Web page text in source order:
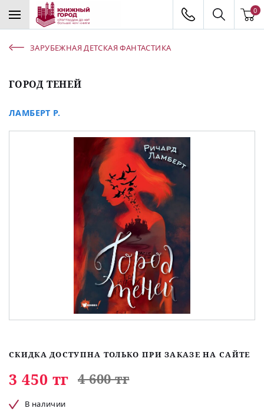
0
ЗАРУБЕЖНАЯ ДЕТСКАЯ ФАНТАСТИКА
ГОРОД ТЕНЕЙ
ЛАМБЕРТ Р.
СКИДКА ДОСТУПНА ТОЛЬКО ПРИ ЗАКАЗЕ НА САЙТЕ
3 450 тг 4 600 тг
В наличии